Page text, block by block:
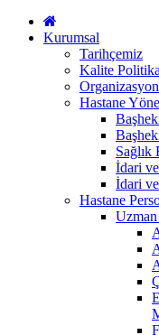
Kurumsal
Tarihçemiz
Kalite
Organizasyon
Hastane
Sağlık
İdari
İdari
Hastane